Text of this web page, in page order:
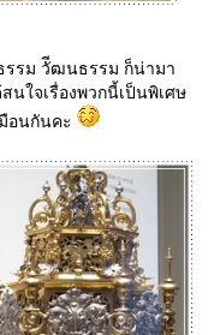
รรม วัีฒนธรรม ก็น่ามา
นใจเรื่องพวกนี้เป็นพิเศษ
อนกันคะ